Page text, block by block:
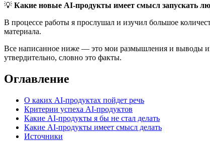
💡 Какие новые AI-продукты имеет смысл запускать
В процессе работы я прослушал и изучил большое
материала.
Все написанное ниже — это мои размышления и выводы
утвердительно, словно это факты.
Оглавление
О каких AI-продуктах пойдет речь
Критерии успеха AI-продуктов
Какие AI-продукты я бы не стал делать
Какие AI-продукты имеет смысл делать
Источники